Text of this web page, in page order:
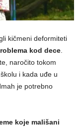
kičmeni deformiteti
kod dece.
naročito tokom
i kada uđe u
je potrebno
koje mališani